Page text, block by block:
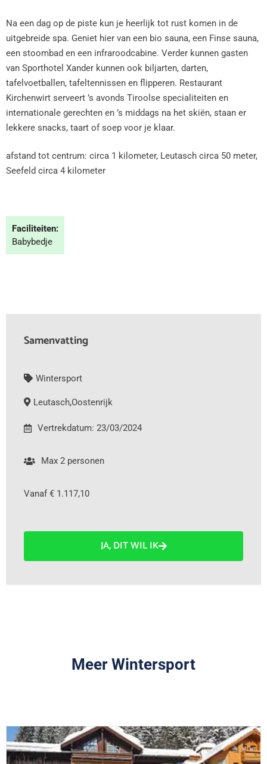
Na een dag op de piste kun je heerlijk tot rust komen in de
uitgebreide spa. Geniet hier van een bio sauna, een Finse sauna,
een stoombad en een infraroodcabine. Verder kunnen gasten
van Sporthotel Xander kunnen ook biljarten, darten,
tafelvoetballen, tafeltennissen en flipperen. Restaurant
Kirchenwirt serveert ’s avonds Tiroolse specialiteiten en
internationale gerechten en ’s middags na het skiën, staan er
lekkere snacks, taart of soep voor je klaar.
afstand tot centrum: circa 1 kilometer, Leutasch circa 50 meter,
Seefeld circa 4 kilometer
Faciliteiten:
Babybedje
Samenvatting
Wintersport
Leutasch,Oostenrijk
Vertrekdatum: 23/03/2024
Max 2 personen
Vanaf € 1.117,10
JA, DIT WIL IK
Meer Wintersport